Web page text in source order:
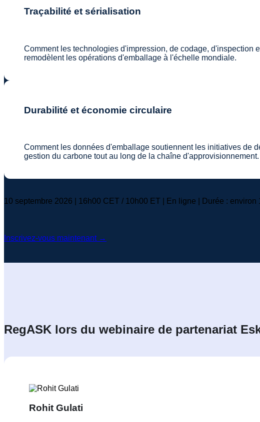
Traçabilité et sérialisation
Comment les technologies d'impression, de codage, d'inspection
remodèlent les opérations d'emballage à l'échelle mondiale.
Durabilité et économie circulaire
Comment les données d'emballage soutiennent les initiatives de
gestion du carbone tout au long de la chaîne d'approvisionnement.
10 septembre 2026 | 16h00 CET / 10h00 ET | En ligne | Durée : environ
Inscrivez-vous maintenant →
RegASK lors du webinaire de partenariat
Rohit Gulati